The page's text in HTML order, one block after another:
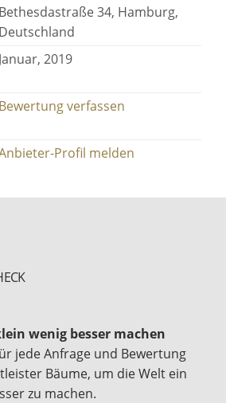
Bethesdastraße 34, Hamburg,
Deutschland
Januar, 2019
Bewertung verfassen
Profil melden
wenig besser machen
jede Anfrage und Bewertung
Bäume, um die Welt ein
zu machen.